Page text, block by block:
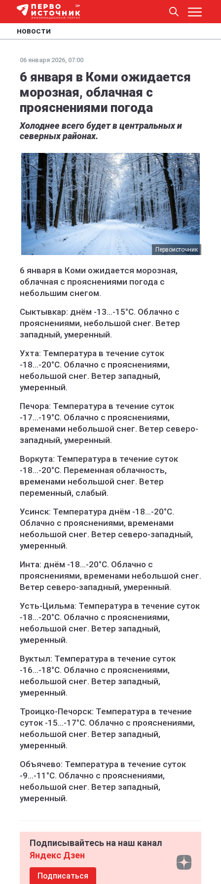
НОВОСТИ
06 января 2026, 07:00
6 января в Коми ожидается
морозная, облачная с
прояснениями погода
Холоднее всего будет в центральных и
северных районах.
Первоисточник
6 января в Коми ожидается морозная,
облачная с прояснениями погода с
небольшим снегом.
Сыктывкар: днём -13...-15°C. Облачно с
прояснениями, небольшой снег. Ветер
западный, умеренный.
Ухта: Температура в течение суток
-18...-20°C. Облачно с прояснениями,
небольшой снег. Ветер западный,
умеренный.
Печора: Температура в течение суток
-17...-19°C. Облачно с прояснениями,
временами небольшой снег. Ветер северо-
западный, умеренный.
Воркута: Температура в течение суток
-18...-20°C. Переменная облачность,
временами небольшой снег. Ветер
переменный, слабый.
Усинск: Температура днём -18...-20°C.
Облачно с прояснениями, временами
небольшой снег. Ветер северо-западный,
умеренный.
Инта: днём -18...-20°C. Облачно с
прояснениями, временами небольшой снег.
Ветер северо-западный, умеренный.
Усть-Цильма: Температура в течение суток
-18...-20°C. Облачно с прояснениями,
небольшой снег. Ветер западный,
умеренный.
Вуктыл: Температура в течение суток
-16...-18°C. Облачно с прояснениями,
небольшой снег. Ветер западный,
умеренный.
Троицко-Печорск: Температура в течение
суток -15...-17°C. Облачно с прояснениями,
небольшой снег. Ветер западный,
умеренный.
Объячево: Температура в течение суток
-9...-11°C. Облачно с прояснениями,
небольшой снег. Ветер западный,
умеренный.
Подписывайтесь на наш канал
Яндекс Дзен
Подписаться